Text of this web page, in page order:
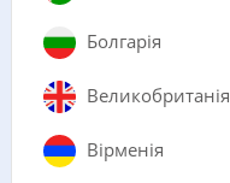
Болгарія
Великобританія
Вірменія